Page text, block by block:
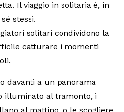
Il viaggio in solitaria è, in
stessi.
solitari condividono la
catturare i momenti
davanti a un panorama
illuminato al tramonto, i
al mattino, o le scogliere